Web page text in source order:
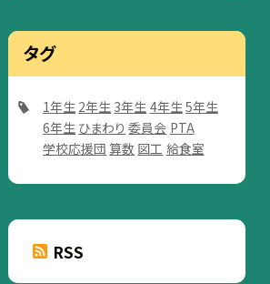
タグ
1年生 2年生 3年生 4年生 5年生
6年生 ひまわり 委員会 PTA
学校応援団 算数 図工 給食室
RSS